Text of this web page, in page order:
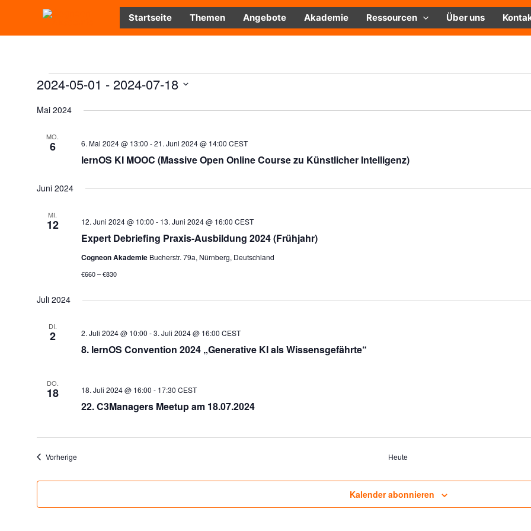
springen
Startseite Themen Angebote Akademie Ressourcen Über uns
Veranstaltungen
2024-05-01 - 2024-07-18
wählen.
Mai 2024
MO.
6
lernOS KI MOOC (Massive Open Online Course zu Künstlicher Intelligenz)
6. Mai 2024 @ 13:00 -21. Juni 2024 @ 14:00 CEST
Juni 2024
MI.
12
Expert Debriefing Praxis-Ausbildung 2024 (Frühjahr)
12. Juni 2024 @ 10:00 - 13. Juni 2024 @ 16:00 CEST
Cogneon Akademie Bucherstr. 79a, Nürnberg, Deutschland
€660 – €830
Juli 2024
DI.
2
8. lernOS Convention 2024 „Generative KI als Wissensgefährte“
2. Juli 2024 @ 10:00 -3. Juli 2024 @ 16:00 CEST
DO.
18
22. C3Managers Meetup am 18.07.2024
18. Juli 2024 @ 16:00 - 17:30 CEST
VorherigeVeranstaltungen Heute
Kalender abonnieren